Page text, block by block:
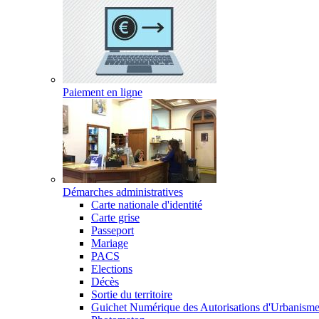
Paiement en ligne
Démarches administratives
Carte nationale d'identité
Carte grise
Passeport
Mariage
PACS
Elections
Décès
Sortie du territoire
Guichet Numérique des Autorisations